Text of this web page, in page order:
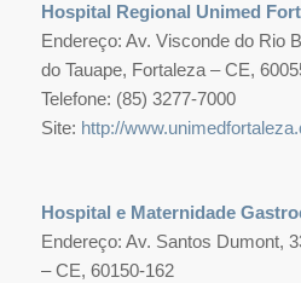
Hospital Regional Unimed
Endereço: Av. Visconde do Rio
do Tauape, Fortaleza – CE,
Telefone: (85) 3277-7000
Site: http://
Hospital e Maternidade
Endereço: Av. Santos Dumont,
– CE, 60150-162